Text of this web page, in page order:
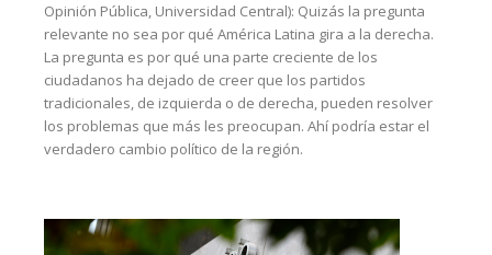
Opinión Pública, Universidad Central): Quizás la pregunta
relevante no sea por qué América Latina gira a la derecha.
La pregunta es por qué una parte creciente de los
ciudadanos ha dejado de creer que los partidos
tradicionales, de izquierda o de derecha, pueden resolver
los problemas que más les preocupan. Ahí podría estar el
verdadero cambio político de la región.